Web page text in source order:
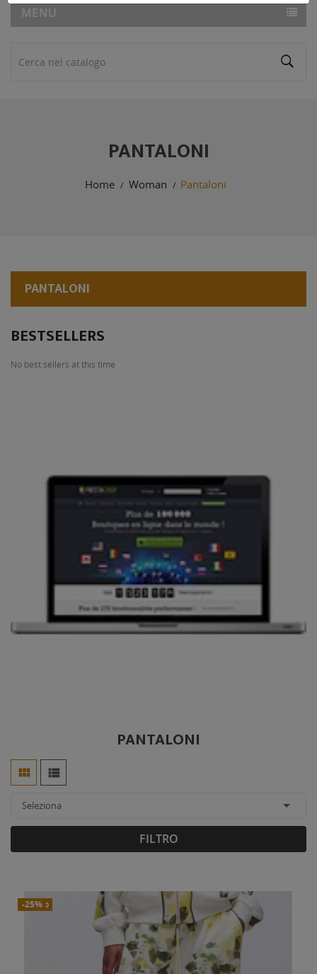
MENU
PANTALONI
Home Woman Pantaloni
PANTALONI
BESTSELLERS
No best sellers at this time
PANTALONI
 
Seleziona 
FILTRO
Nuovo
-25%